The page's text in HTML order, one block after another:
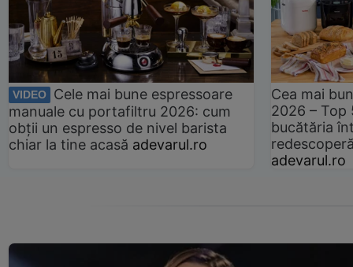
VIDEO
Cele mai bune espressoare
manuale cu portafiltru 2026: cum
obții un espresso de nivel barista
chiar la tine acasă adevarul.ro
Cea mai
2026 –
bucătăria
adevarul.ro